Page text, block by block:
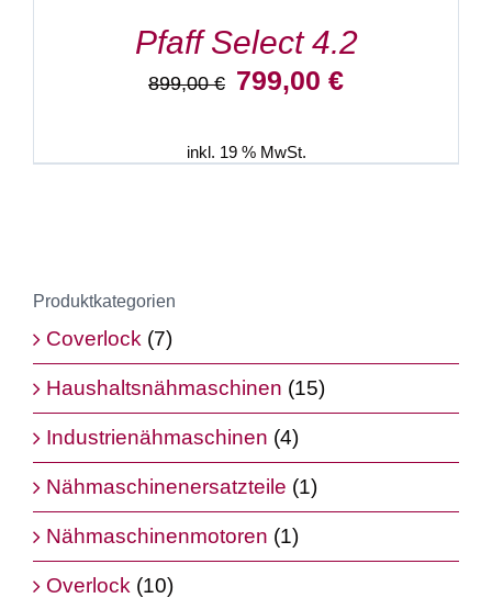
Pfaff Select 4.2
899,00€ Ursprünglicher
899,00 €
799,00 €Aktueller
inkl. 19 % MwSt.
Produktkategorien
Coverlock (7)
Haushaltsnähmaschinen (15)
Industrienähmaschinen (4)
Nähmaschinenersatzteile (1)
Nähmaschinenmotoren (1)
Overlock (10)